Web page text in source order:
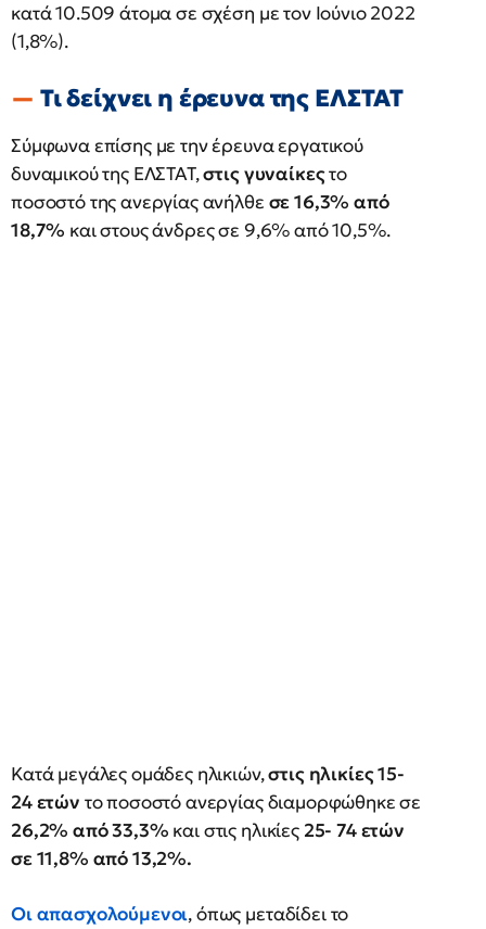
κατά 10.509 άτομα σε σχέση με τον Ιούνιο 2022
(1,8%).
Τι δείχνει η έρευνα της ΕΛΣΤΑΤ
Σύμφωνα επίσης με την έρευνα εργατικού
δυναμικού της ΕΛΣΤΑΤ,στις γυναίκεςτο
ποσοστό της ανεργίας ανήλθε σε 16,3% από
18,7% και στους άνδρες σε 9,6% από 10,5%.
Κατά μεγάλες ομάδες ηλικιών,στις ηλικίες 15-
24 ετών το ποσοστό ανεργίας διαμορφώθηκε σε
26,2% από 33,3% και στις ηλικίες25- 74 ετών
σε 11,8% από 13,2%.
Οι απασχολούμενοι, όπως μεταδίδει το